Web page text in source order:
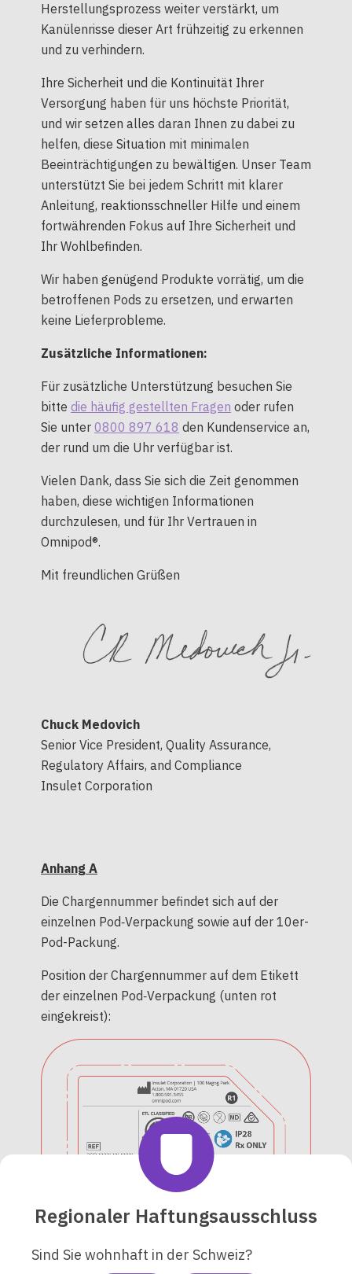
Herstellungsprozess weiter verstärkt, um
Kanülenrisse dieser Art frühzeitig zu erkennen
und zu verhindern.
Ihre Sicherheit und die Kontinuität Ihrer
Versorgung haben für uns höchste Priorität,
und wir setzen alles daran Ihnen zu dabei zu
helfen, diese Situation mit minimalen
Beeinträchtigungen zu bewältigen. Unser Team
unterstützt Sie bei jedem Schritt mit klarer
Anleitung, reaktionsschneller Hilfe und einem
fortwährenden Fokus auf Ihre Sicherheit und
Ihr Wohlbefinden.
Wir haben genügend Produkte vorrätig, um die
betroffenen Pods zu ersetzen, und erwarten
keine Lieferprobleme.
Zusätzliche Informationen:
Für zusätzliche Unterstützung besuchen Sie
bitte die häufig gestellten Fragen oder rufen
Sie unter 0800 897 618 den Kundenservice an,
der rund um die Uhr verfügbar ist.
Vielen Dank, dass Sie sich die Zeit genommen
haben, diese wichtigen Informationen
durchzulesen, und für Ihr Vertrauen in
Omnipod®.
Mit freundlichen Grüßen
Chuck Medovich
Senior Vice President, Quality Assurance,
Regulatory Affairs, and Compliance
Insulet Corporation
Anhang A
Die Chargennummer befindet sich auf der
einzelnen Pod‑Verpackung sowie auf der 10er-
Pod-Packung.
Position der Chargennummer auf dem Etikett
der einzelnen Pod‑Verpackung (unten rot
eingekreist):
Regionaler Haftungsausschluss
Sind Sie wohnhaft in der Schweiz?